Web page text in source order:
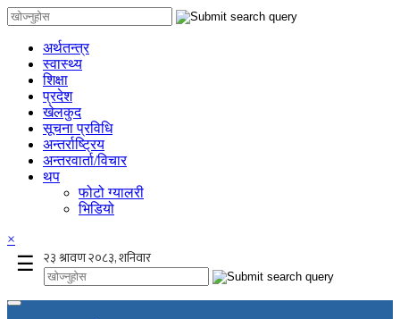
अर्थतन्त्र
स्वास्थ्य
शिक्षा
प्रदेश
खेलकुद
सूचना प्रविधि
अन्तर्राष्ट्रिय
अन्तरवार्ता/विचार
थप
फोटो ग्यालरी
भिडियो
×
☰